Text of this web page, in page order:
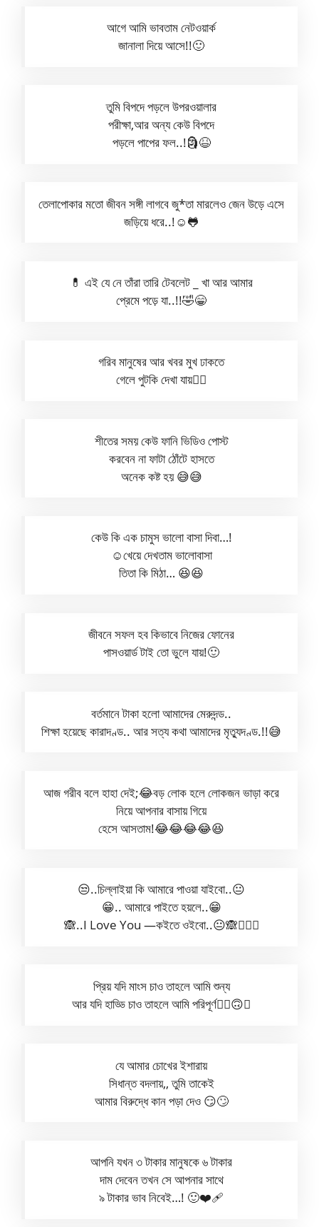
আগে আমি ভাবতাম নেটওয়ার্ক
জানালা দিয়ে আসে!!🙂
তুমি বিপদে পড়লে উপরওয়ালার
পরীক্ষা,আর অন্য কেউ বিপদে
পড়লে পাপের ফল..!🗿😆
তেলাপোকার মতো জীবন সঙ্গী লাগবে জু*তা মারলেও জেন উড়ে এসে
জড়িয়ে ধরে..!☺️🐸
💊 এই যে নে তাঁরা তারি টেবলেট _ খা আর আমার
প্রেমে পড়ে যা..!!🤣😁
গরিব মানুষের আর খবর মুখ ঢাকতে
গেলে পুটকি দেখা যায়🤷‍♂️
শীতের সময় কেউ ফানি ভিডিও পোস্ট
করবেন না ফাটা ঠোঁটে হাসতে
অনেক কষ্ট হয় 😅😅
কেউ কি এক চামুস ভালো বাসা দিবা…!
☺️খেয়ে দেখতাম ভালোবাসা
তিতা কি মিঠা… 😆😆
জীবনে সফল হব কিভাবে নিজের ফোনের
পাসওয়ার্ড টাই তো ভুলে যায়!🙂
বর্তমানে টাকা হলো আমাদের মেরুদন্ড..
শিক্ষা হয়েছে কারাদণ্ড.. আর সত্য কথা আমাদের মৃত্যুদণ্ড.!!😅
আজ গরীব বলে হাহা দেই;😂বড় লোক হলে লোকজন ভাড়া করে
নিয়ে আপনার বাসায় গিয়ে
হেসে আসতাম!😂😂😂😂😆
😒..চিল্লাইয়া কি আমারে পাওয়া যাইবো..😐
😁.. আমারে পাইতে হয়লে..😁
🙈..I Love You —কইতে ওইবো..😐🙈🙆🏻‍♀️
প্রিয় যদি মাংস চাও তাহলে আমি শুন্য
আর যদি হাড্ডি চাও তাহলে আমি পরিপূর্ণ😵‍💫🙃🥴
যে আমার চোখের ইশারায়
সিধান্ত বদলায়,, তুমি তাকেই
আমার বিরুদ্ধে কান পড়া দেও 😏🙄
আপনি যখন ৩ টাকার মানুষকে ৬ টাকার
দাম দেবেন তখন সে আপনার সাথে
৯ টাকার ভাব নিবেই…! 🙂❤️🩹